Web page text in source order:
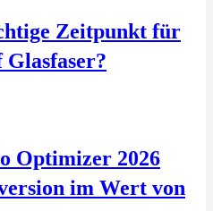
Zeitpunkt für
Glasfaser?
Optimizer 2026
im Wert von